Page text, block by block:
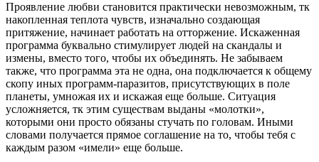
Проявление любви становится практически невозможным, тк
накопленная теплота чувств, изначально создающая
притяжение, начинает работать на отторжение. Искаженная
программа буквально стимулирует людей на скандалы и
измены, вместо того, чтобы их объединять. Не забываем
также, что программа эта не одна, она подключается к общему
скопу иных программ-паразитов, присутствующих в поле
планеты, умножая их и искажая еще больше. Ситуация
усложняется, тк этим существам выданы «молотки»,
которыми они просто обязаны стучать по головам. Иными
словами получается прямое соглашение на то, чтобы тебя с
каждым разом «имели» еще больше.